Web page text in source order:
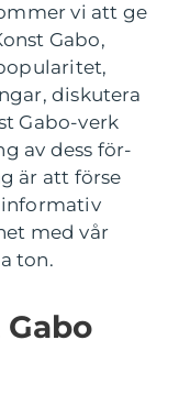
vi att ge
Gabo,
diskutera
Gabo-verk
av dess för-
är att förse
med vår
ton.